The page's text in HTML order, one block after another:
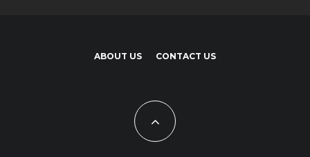
ABOUT US CONTACT US